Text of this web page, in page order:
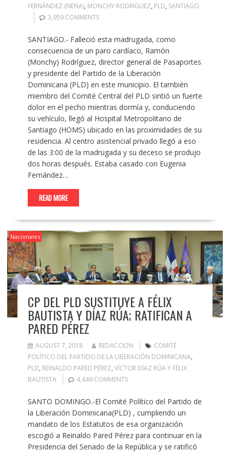
FERNÁNDEZ (NENA), MONCHY RODRIGUEZ, PLD, SANTIAGO
3,959 COMMENTS
SANTIAGO.- Falleció esta madrugada, como
consecuencia de un paro cardíaco, Ramón
(Monchy) Rodríguez, director general de Pasaportes
y presidente del Partido de la Liberación
Dominicana (PLD) en este municipio. El también
miembro del Comité Central del PLD sintió un fuerte
dolor en el pecho mientras dormía y, conduciendo
su vehículo, llegó al Hospital Metropolitano de
Santiago (HOMS) ubicado en las proximidades de su
residencia. Al centro asistencial privado llegó a eso
de las 3:00 de la madrugada y su deceso se produjo
dos horas después. Estaba casado con Eugenia
Fernández…
READ MORE
Nacionales
CP DEL PLD SUSTITUYE A FÉLIX
BAUTISTA Y DÍAZ RÚA; RATIFICAN A
PARED PÉREZ
AUGUST 7, 2018 REDACCION
COMITÉ
POLÍTICO DEL PARTIDO DE LA LIBERACIÓN DOMINICANA,
PLD, REINALDO PARED PÉREZ, VÍCTOR DÍAZ RÚA Y FÉLIX
BAUTISTA
4,449 COMMENTS
SANTO DOMINGO.-El Comité Político del Partido de
la Liberación Dominicana(PLD) , cumpliendo un
mandato de los Estatutos de esa organización
escogió a Reinaldo Pared Pérez para continuar en la
Presidencia del Senado de la República y se ratificó